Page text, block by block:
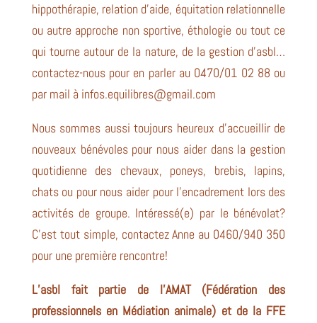
hippothérapie, relation d’aide, équitation relationnelle
ou autre approche non sportive, éthologie ou tout ce
qui tourne autour de la nature, de la gestion d’asbl…
contactez-nous pour en parler au 0470/01 02 88 ou
par mail à infos.equilibres@gmail.com
Nous sommes aussi toujours heureux d’accueillir de
nouveaux bénévoles pour nous aider dans la gestion
quotidienne des chevaux, poneys, brebis, lapins,
chats ou pour nous aider pour l’encadrement lors des
activités de groupe. Intéressé(e) par le bénévolat?
C’est tout simple, contactez Anne au 0460/940 350
pour une première rencontre!
L’asbl fait partie de l’AMAT(Fédération des
professionnels en Médiation animale) et de la FFE